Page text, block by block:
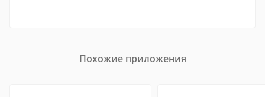
Похожие приложения